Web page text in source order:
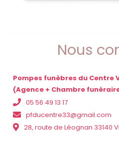
Nous
Pompes funèbres du Centre
(Agence + Chambre
05 56 49 13 17
pfducentre33@gmail.com
28, route de Léognan 33140